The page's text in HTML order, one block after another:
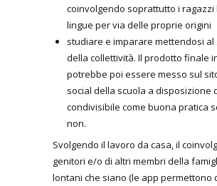
coinvolgendo soprattutto i ragazzi
lingue per via delle proprie origini
studiare e imparare mettendosi al
della collettività. Il prodotto finale
potrebbe poi essere messo sul
social della scuola a disposizione
condivisibile come buona pratica
non.
Svolgendo il lavoro da casa, il
genitori e/o di altri membri della
lontani che siano (le app permettono